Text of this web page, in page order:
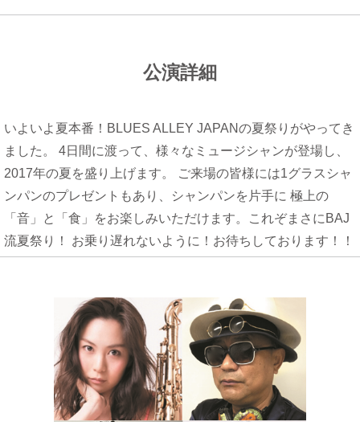
公演詳細
いよいよ夏本番！BLUES ALLEY JAPANの夏祭りがやってき
ました。 4日間に渡って、様々なミュージシャンが登場し、
2017年の夏を盛り上げます。 ご来場の皆様には1グラスシャ
ンパンのプレゼントもあり、シャンパンを片手に 極上の
「音」と「食」をお楽しみいただけます。これぞまさにBAJ
流夏祭り！ お乗り遅れないように！お待ちしております！！